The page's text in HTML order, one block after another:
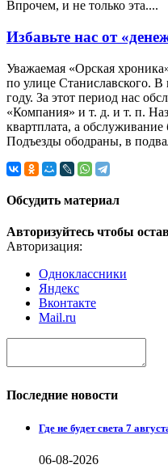
Впрочем, и не только эта....
Избавьте нас от
Уважаемая «Орская
по улице Станиславского.
году. За этот период нас
«Компания» и т. д. и т. п.
квартплата, а
Подъезды ободраны, в
Обсудить материал
Авторизуйтесь чтобы
Авторизация:
Одноклассники
Яндекс
Вконтакте
Mail.ru
Последние новости
Где не будет света 7
06-08-2026